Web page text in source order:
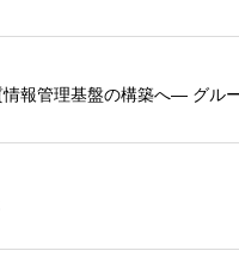
報管理基盤の構築へ― グル